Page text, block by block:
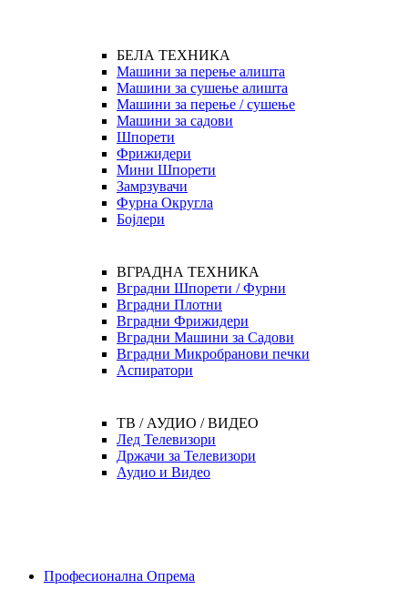
БЕЛА ТЕХНИКА
Машини за перење алишта
Машини за сушење алишта
Машини за перење / сушење
Машини за садови
Шпорети
Фрижидери
Мини Шпорети
Замрзувачи
Фурна Округла
Бојлери
ВГРАДНА ТЕХНИКА
Вградни Шпорети / Фурни
Вградни Плотни
Вградни Фрижидери
Вградни Машини за Садови
Вградни Микробранови печки
Аспиратори
ТВ / АУДИО / ВИДЕО
Лед Телевизори
Држачи за Телевизори
Аудио и Видео
Професионална Опрема